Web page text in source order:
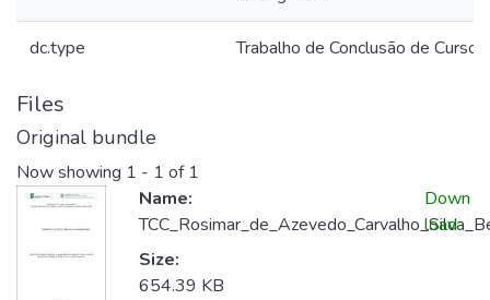
dc.type Trabalho de Conclusão de Curso
Files
Original bundle
Now showing 1 - 1 of 1
Name:
Size:
654.39 KB
Down
load